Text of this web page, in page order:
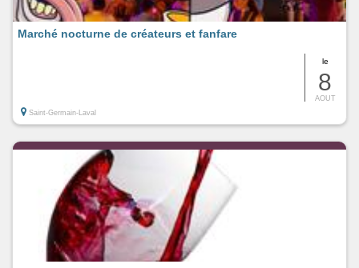
le
8
AOUT
Marché nocturne de créateurs et fanfare
Saint-Germain-Laval